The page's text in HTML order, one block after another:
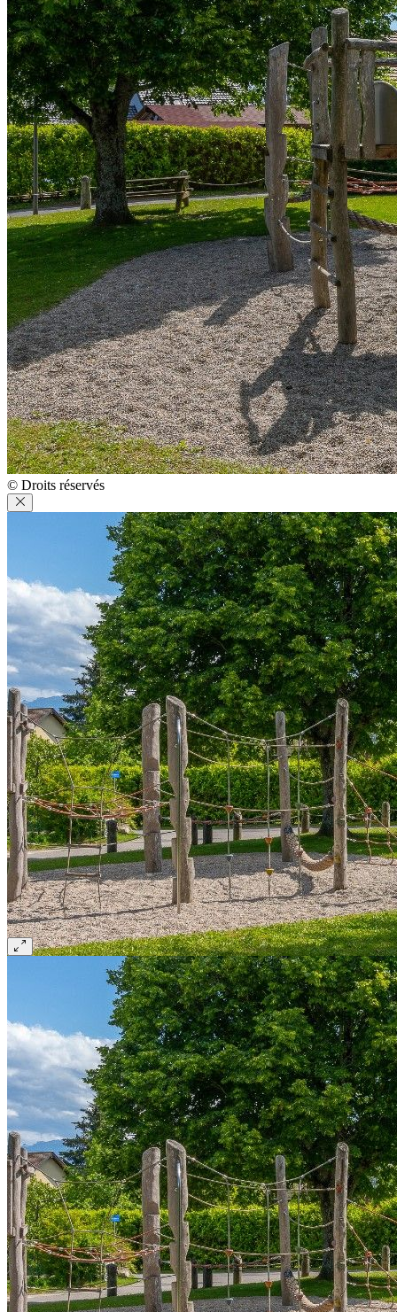
© Droits réservés